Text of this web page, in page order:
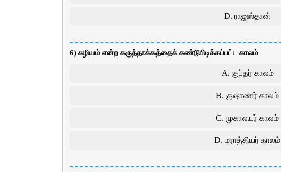
D. ராஜஸ்தான்
6) சுழியம் என்ற கருத்தாக்கத்தைக் கண்டுபிடிக்கப்பட்ட காலம்
A. குப்தர் காலம்
B. குஷாணர் காலம்
C. முகாலயர் காலம்
D. மராத்தியர் காலம்